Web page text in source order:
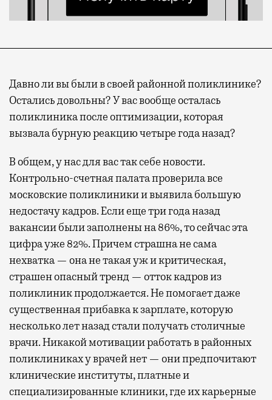
Давно ли вы были в своей районной поликлинике?
Остались довольны? У вас вообще осталась
поликлиника после оптимизации, которая
вызвала бурную реакцию четыре года назад?
В общем, у нас для вас так себе новости.
Контрольно-счетная палата проверила все
московские поликлиники и выявила большую
недостачу кадров. Если еще три года назад
вакансии были заполнены на 86%, то сейчас эта
цифра уже 82%. Причем страшна не сама
нехватка — она не такая уж и критическая,
страшен опасный тренд — отток кадров из
поликлиник продолжается. Не помогает даже
существенная прибавка к зарплате, которую
несколько лет назад стали получать столичные
врачи. Никакой мотивации работать в районных
поликлиниках у врачей нет — они предпочитают
клинические институты, платные и
специализированные клиники, где их карьерные